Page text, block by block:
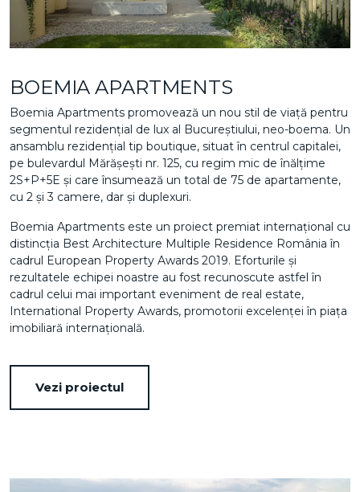
BOEMIA APARTMENTS
Boemia Apartments promovează un nou stil de viață pentru
segmentul rezidențial de lux al Bucureștiului, neo-boema. Un
ansamblu rezidențial tip boutique, situat în centrul capitalei,
pe bulevardul Mărășești nr. 125, cu regim mic de înălțime
2S+P+5E și care însumează un total de 75 de apartamente,
cu 2 și 3 camere, dar și duplexuri.
Boemia Apartments este un proiect premiat internațional cu
distincția Best Architecture Multiple Residence România în
cadrul European Property Awards 2019. Eforturile și
rezultatele echipei noastre au fost recunoscute astfel în
cadrul celui mai important eveniment de real estate,
International Property Awards, promotorii excelenței în piața
imobiliară internațională.
Vezi proiectul